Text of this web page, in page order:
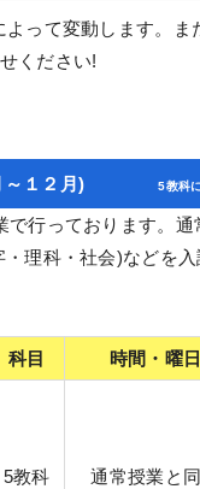
って変動します。ま
ください!
４月～１２月)5教科
で行っております。
理科・社会)などを
科目 時間・曜日
5教科 通常授業と